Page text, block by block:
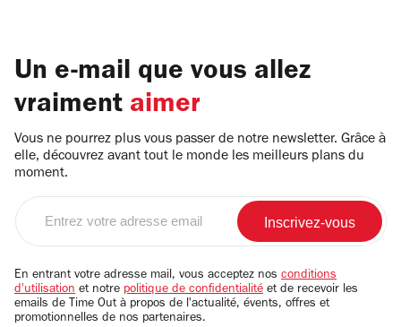
Un e-mail que vous allez
vraiment aimer
Vous ne pourrez plus vous passer de notre newsletter. Grâce à
elle, découvrez avant tout le monde les meilleurs plans du
moment.
email
En entrant votre adresse mail, vous acceptez nos conditions
d'utilisation et notre politique de confidentialité et de recevoir les
emails de Time Out à propos de l'actualité, évents, offres et
promotionnelles de nos partenaires.